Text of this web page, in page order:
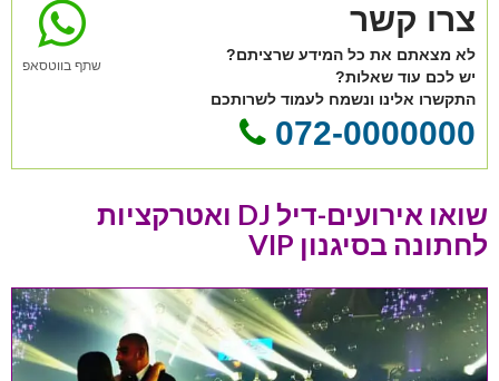
שתף בווטסאפ
צרו קשר
לא מצאתם את כל המידע שרציתם?
יש לכם עוד שאלות?
התקשרו אלינו ונשמח לעמוד לשרותכם
072-0000000
שואו אירועים-דיל DJ ואטרקציות
לחתונה בסיגנון VIP